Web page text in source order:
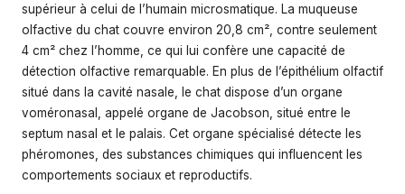
supérieur à celui de l’humain microsmatique. La muqueuse
olfactive du chat couvre environ 20,8 cm², contre seulement
4 cm² chez l’homme, ce qui lui confère une capacité de
détection olfactive remarquable. En plus de l’épithélium olfactif
situé dans la cavité nasale, le chat dispose d’un organe
voméronasal, appelé organe de Jacobson, situé entre le
septum nasal et le palais. Cet organe spécialisé détecte les
phéromones, des substances chimiques qui influencent les
comportements sociaux et reproductifs.